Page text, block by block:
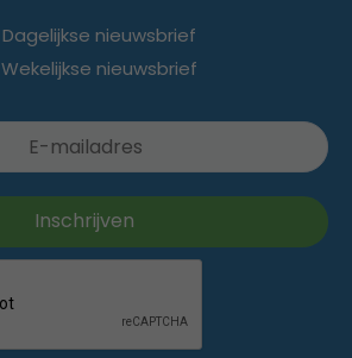
Dagelijkse nieuwsbrief
Wekelijkse nieuwsbrief